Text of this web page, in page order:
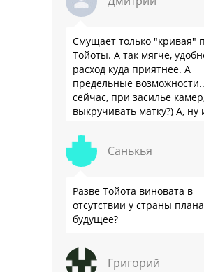
Смущает только "кривая"
Тойоты. А так мягче,
расход куда приятнее. А
предельные
сейчас, при засилье
выкручивать матку?) А, ну
забываем.
Санькья
Разве Тойота виновата в
отсутствии у страны
будущее?
Григорий